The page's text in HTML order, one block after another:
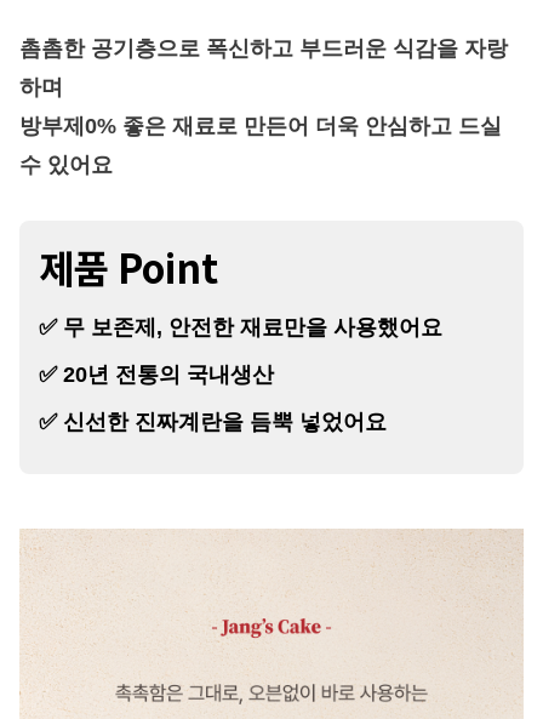
촘촘한 공기층으로 폭신하고 부드러운 식감을 자랑
하며
방부제0% 좋은 재료로 만든어 더욱 안심하고 드실
수 있어요
제품 Point
✅ 무 보존제, 안전한 재료만을 사용했어요
✅ 20년 전통의 국내생산
✅ 신선한 진짜계란을 듬뿍 넣었어요